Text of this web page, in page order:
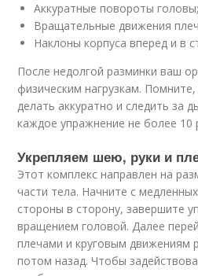
Аккуратные повороты головы;
Вращательные движения
Наклоны корпуса вперед и в
После недолгой разминки ваш
физическим нагрузкам.
делать аккуратно и следить за
каждое упражнение не более 10
Укрепляем шею, руки и
Этот комплекс направлен на
части тела. Начните с
стороны в сторону, завершите
вращением головой. Далее
плечами и круговым движениям
потом назад. Чтобы